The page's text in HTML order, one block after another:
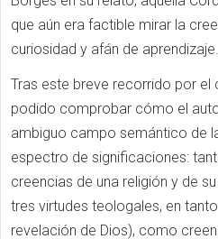
que aún era factible mirar la
curiosidad y afán de aprendizaje.
Tras este breve recorrido por el
podido comprobar cómo el
ambiguo campo semántico de
espectro de significaciones:
creencias de una religión y de
tres virtudes teologales, en
revelación de Dios), como